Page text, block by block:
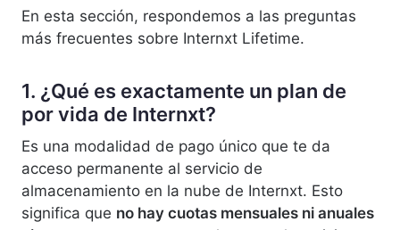
En esta sección, respondemos a las preguntas
más frecuentes sobre Internxt Lifetime.
1. ¿Qué es exactamente un plan de
por vida de Internxt?
Es una modalidad de pago único que te da
acceso permanente al servicio de
almacenamiento en la nube de Internxt. Esto
significa que no hay cuotas mensuales ni anuales